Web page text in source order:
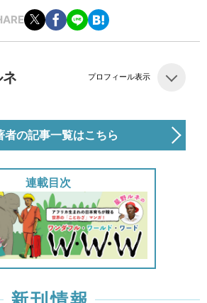
プロフィール表示
者の記事一覧はこちら
連載目次